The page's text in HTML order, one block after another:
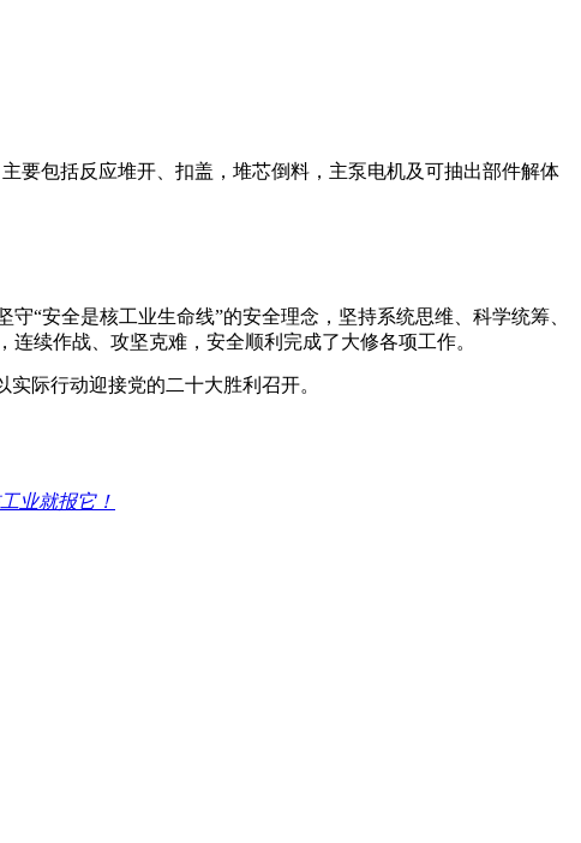
要包括反应堆开、扣盖，堆芯倒料，主泵电机及可抽出部件解体
“安全是核工业生命线”的安全理念，坚持系统思维、科学统筹、
续作战、攻坚克难，安全顺利完成了大修各项工作。
际行动迎接党的二十大胜利召开。
业就报它！